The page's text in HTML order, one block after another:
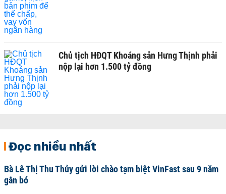
Chủ tịch HĐQT Khoáng sản Hưng Thịnh phải
nộp lại hơn 1.500 tỷ đồng
Đọc nhiều nhất
Bà Lê Thị Thu Thủy gửi lời chào tạm biệt VinFast sau 9 năm
gắn bó